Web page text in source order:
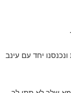
יחד עם עינב